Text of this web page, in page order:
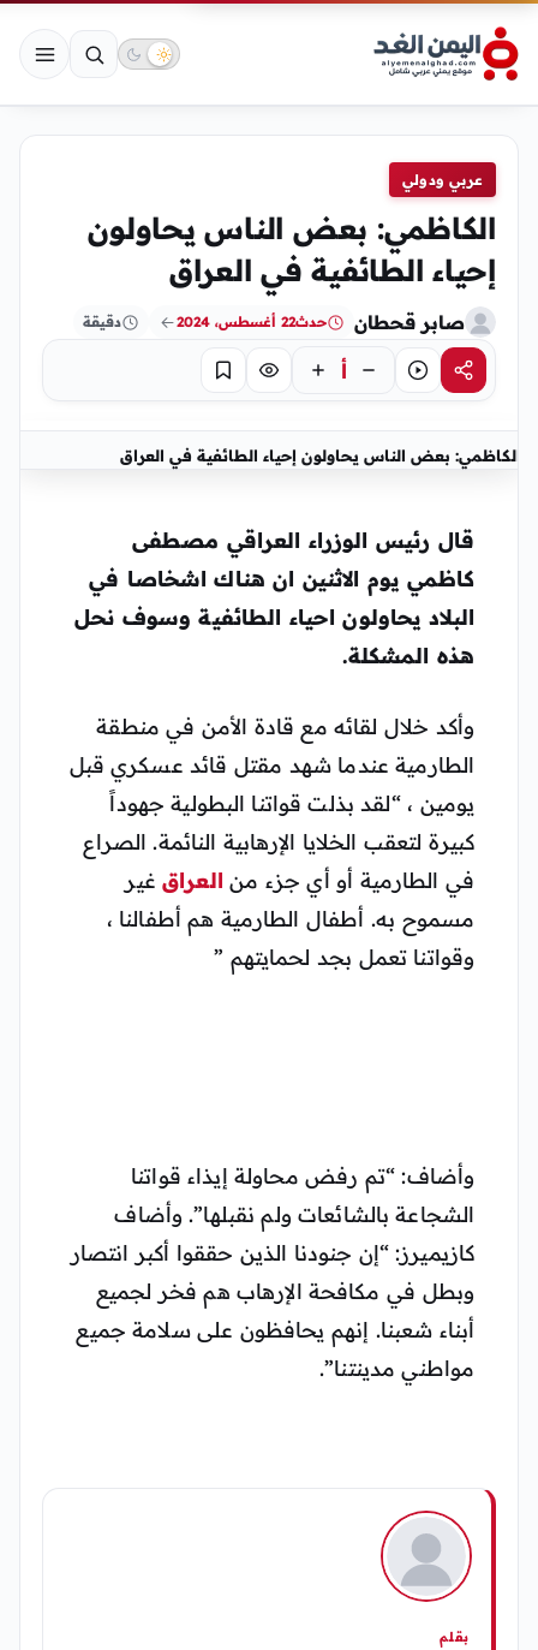
عربي ودولي
الكاظمي: بعض الناس يحاولون
إحياء الطائفية في العراق
صابر قحطان حدث22 أغسطس، 2024 دقيقة
مشاركةاستماع أ تركيز حفظ
الكاظمي: بعض الناس يحاولون إحياء الطائفية في العراق
قال رئيس الوزراء العراقي مصطفى
كاظمي يوم الاثنين ان هناك اشخاصا في
البلاد يحاولون احياء الطائفية وسوف نحل
هذه المشكلة.
وأكد خلال لقائه مع قادة الأمن في منطقة
الطارمية عندما شهد مقتل قائد عسكري قبل
يومين ، “لقد بذلت قواتنا البطولية جهوداً
كبيرة لتعقب الخلايا الإرهابية النائمة. الصراع
في الطارمية أو أي جزء من العراقغير
مسموح به. أطفال الطارمية هم أطفالنا ،
وقواتنا تعمل بجد لحمايتهم ”
وأضاف: “تم رفض محاولة إيذاء قواتنا
الشجاعة بالشائعات ولم نقبلها”. وأضاف
كازيميرز: “إن جنودنا الذين حققوا أكبر انتصار
وبطل في مكافحة الإرهاب هم فخر لجميع
أبناء شعبنا. إنهم يحافظون على سلامة جميع
مواطني مدينتنا”.
بقلم